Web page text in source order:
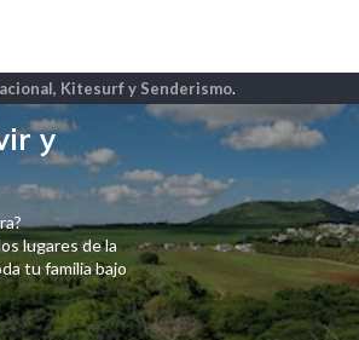
Kitesurf y Senderismo.
y
lugares de la
tu familia bajo